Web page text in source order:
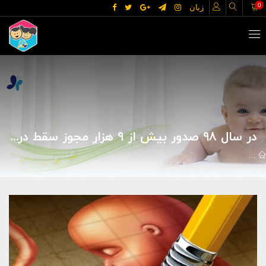
زبان 0
در سال ۹۸ صدور بیش از ۹ هزار مجوز سقط درمانی
سلامت و تغذیه